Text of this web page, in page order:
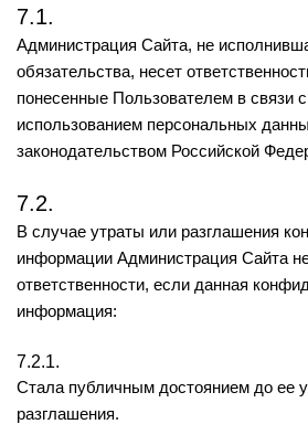
7.1.
Администрация Сайта, не
обязательства, несет
понесенные Пользователем в связи
использованием персональных
законодательством Российской
7.2.
В случае утраты или разглашения
информации Администрация Сайта
ответственности, если данная
информация:
7.2.1.
Стала публичным достоянием до ее
разглашения.